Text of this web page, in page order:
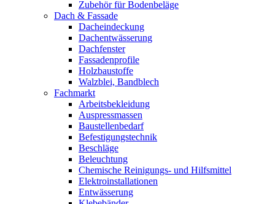
Zubehör für Bodenbeläge
Dach & Fassade
Dacheindeckung
Dachentwässerung
Dachfenster
Fassadenprofile
Holzbaustoffe
Walzblei, Bandblech
Fachmarkt
Arbeitsbekleidung
Auspressmassen
Baustellenbedarf
Befestigungstechnik
Beschläge
Beleuchtung
Chemische Reinigungs- und Hilfsmittel
Elektroinstallationen
Entwässerung